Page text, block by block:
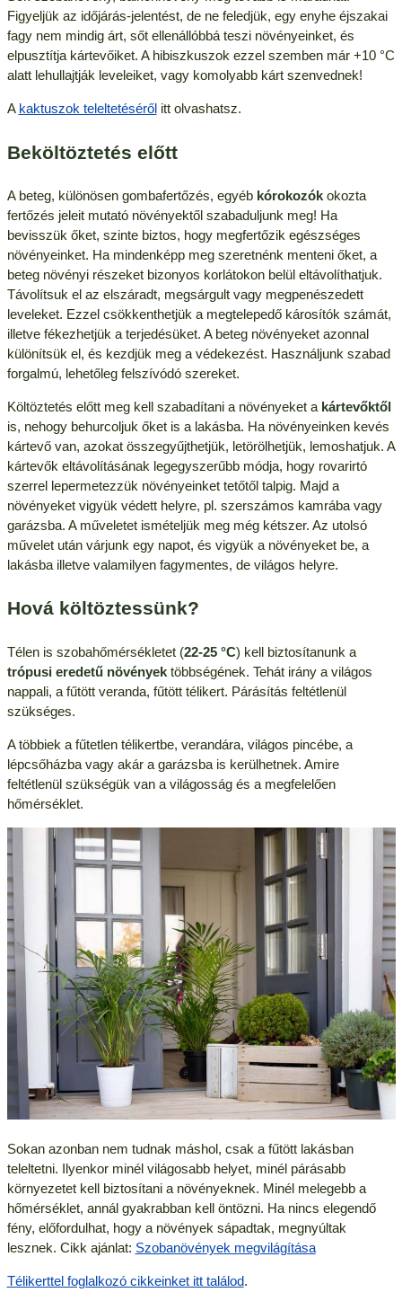
Figyeljük az időjárás-jelentést, de ne feledjük, egy enyhe éjszakai
fagy nem mindig árt, sőt ellenállóbbá teszi növényeinket, és
elpusztítja kártevőiket. A hibiszkuszok ezzel szemben már +10 °C
alatt lehullajtják leveleiket, vagy komolyabb kárt szenvednek!
A kaktuszok teleltetésérőlitt olvashatsz.
Beköltöztetés előtt
A beteg, különösen gombafertőzés, egyéb kórokozókokozta
fertőzés jeleit mutató növényektől szabaduljunk meg! Ha
bevisszük őket, szinte biztos, hogy megfertőzik egészséges
növényeinket. Ha mindenképp meg szeretnénk menteni őket, a
beteg növényi részeket bizonyos korlátokon belül eltávolíthatjuk.
Távolítsuk el az elszáradt, megsárgult vagy megpenészedett
leveleket. Ezzel csökkenthetjük a megtelepedő károsítók számát,
illetve fékezhetjük a terjedésüket. A beteg növényeket azonnal
különítsük el, és kezdjük meg a védekezést. Használjunk szabad
forgalmú, lehetőleg felszívódó szereket.
Költöztetés előtt meg kell szabadítani a növényeket a kártevőktől
is, nehogy behurcoljuk őket is a lakásba. Ha növényeinken kevés
kártevő van, azokat összegyűjthetjük, letörölhetjük, lemoshatjuk. A
kártevők eltávolításának legegyszerűbb módja, hogy rovarirtó
szerrel lepermetezzük növényeinket tetőtől talpig. Majd a
növényeket vigyük védett helyre, pl. szerszámos kamrába vagy
garázsba. A műveletet ismételjük meg még kétszer. Az utolsó
művelet után várjunk egy napot, és vigyük a növényeket be, a
lakásba illetve valamilyen fagymentes, de világos helyre.
Hová költöztessünk?
Télen is szobahőmérsékletet (22-25 °C) kell biztosítanunk a
trópusi eredetű növényektöbbségének. Tehát irány a világos
nappali, a fűtött veranda, fűtött télikert. Párásítás feltétlenül
szükséges.
A többiek a fűtetlen télikertbe, verandára, világos pincébe, a
lépcsőházba vagy akár a garázsba is kerülhetnek. Amire
feltétlenül szükségük van a világosság és a megfelelően
hőmérséklet.
Sokan azonban nem tudnak máshol, csak a fűtött lakásban
teleltetni. Ilyenkor minél világosabb helyet, minél párásabb
környezetet kell biztosítani a növényeknek. Minél melegebb a
hőmérséklet, annál gyakrabban kell öntözni. Ha nincs elegendő
fény, előfordulhat, hogy a növények sápadtak, megnyúltak
lesznek. Cikk ajánlat: Szobanövények megvilágítása
Télikerttel foglalkozó cikkeinket itt találod.